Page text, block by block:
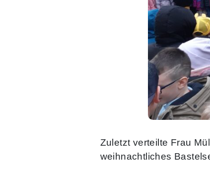
Zuletzt verteilte Frau
weihnachtliches